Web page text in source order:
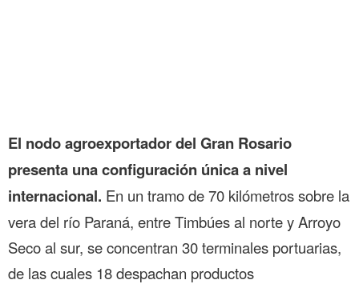
El nodo agroexportador del Gran Rosario
presenta una configuración única a nivel
internacional. En un tramo de 70 kilómetros sobre la
vera del río Paraná, entre Timbúes al norte y Arroyo
Seco al sur, se concentran 30 terminales portuarias,
de las cuales 18 despachan productos